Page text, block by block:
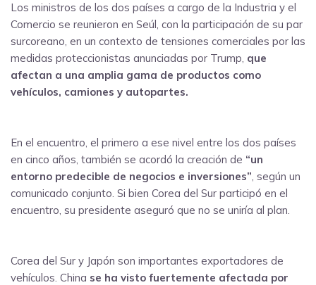
Los ministros de los dos países a cargo de la Industria y el
Comercio se reunieron en Seúl, con la participación de su par
surcoreano, en un contexto de tensiones comerciales por las
medidas proteccionistas anunciadas por Trump, que
afectan a una amplia gama de productos como
vehículos, camiones y autopartes.
En el encuentro, el primero a ese nivel entre los dos países
en cinco años, también se acordó la creación de “un
entorno predecible de negocios e inversiones”, según un
comunicado conjunto. Si bien Corea del Sur participó en el
encuentro, su presidente aseguró que no se uniría al plan.
Corea del Sur y Japón son importantes exportadores de
vehículos. China se ha visto fuertemente afectada por